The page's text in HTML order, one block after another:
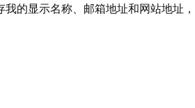
的显示名称、邮箱地址和网站地址，